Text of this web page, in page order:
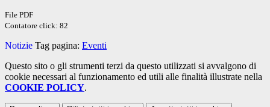
File PDF
Contatore click: 82
Notizie Tag pagina: Eventi
Questo sito o gli strumenti terzi da questo utilizzati si avvalgono di
cookie necessari al funzionamento ed utili alle finalità illustrate nella
COOKIE POLICY.